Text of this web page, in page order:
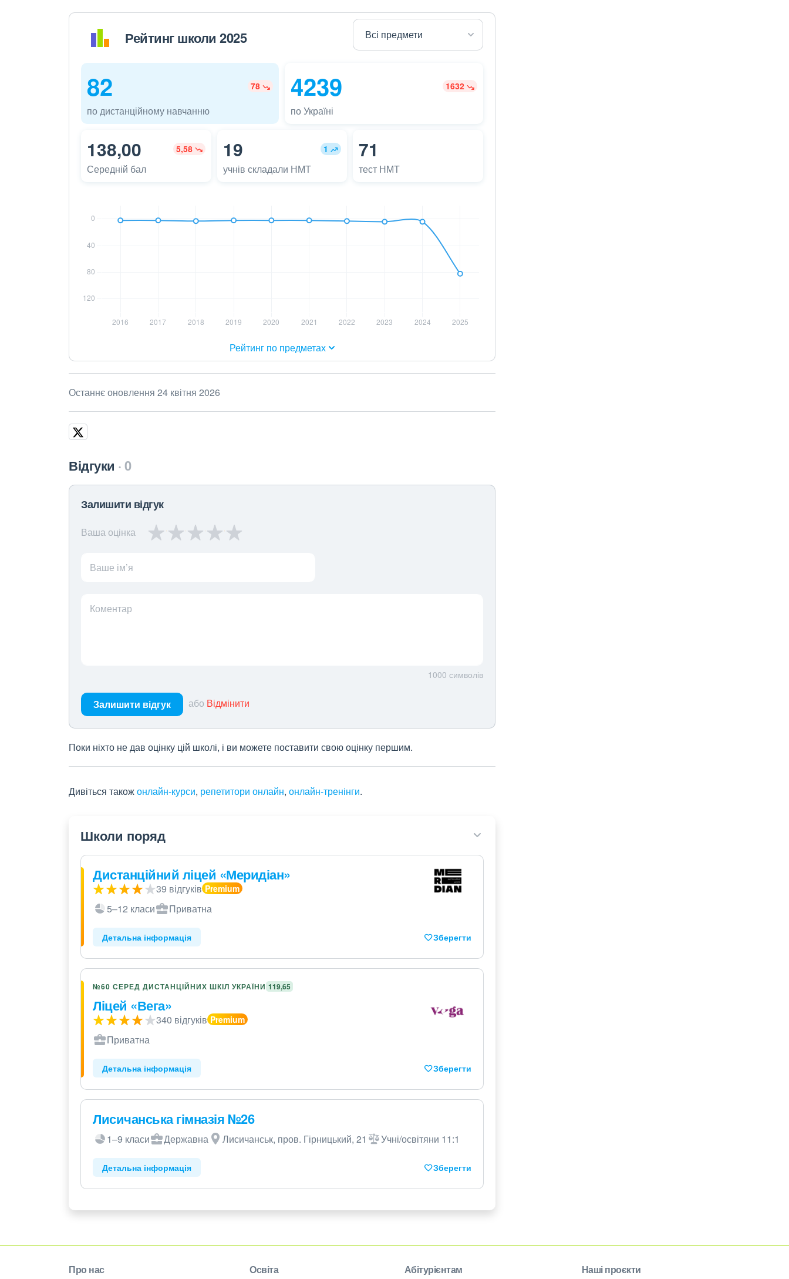
Рейтинг школи 2025
82 78
по дистанційному навчанню
4239 1632
по Україні
138,00 5,58
Середній бал
19 1
учнів складали НМТ
71
тест НМТ
Рейтинг по предметах
Останнє оновлення 24 квітня 2026
Відгуки 0
Залишити відгук
Ваша оцінка
Ваше ім’я
Коментар
1000 символів
Залишити відгук або Відмінити
Поки ніхто не дав оцінку цій школі, і ви можете поставити свою оцінку першим.
Дивіться такожонлайн-курси, репетитори онлайн, онлайн-тренінги.
Школи поряд
Дистанційний ліцей «Меридіан»
39 відгуків
5–12 класи
Приватна
Детальна інформація Зберегти
№60 СЕРЕД ДИСТАНЦІЙНИХ ШКІЛ УКРАЇНИ 119,65
Ліцей «Вега»
340 відгуків
Приватна
Детальна інформація Зберегти
Лисичанська гімназія №26
1–9 класи Державна Лисичанськ, пров. Гірницький, 21 Учні/освітяни 11:1
Детальна інформація Зберегти
Про нас Освіта Абітурієнтам Наші проєкти